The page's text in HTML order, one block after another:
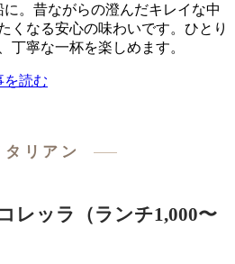
。昔ながらの澄んだキレイな中
くなる安心の味わいです。ひとり
丁寧な一杯を楽しめます。
を読む
タリアン
レッラ（ランチ1,000〜